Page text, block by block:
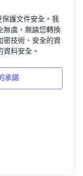
護文件安全。我
無虞，無論您轉換
密技術、安全的資
料安全。
承諾